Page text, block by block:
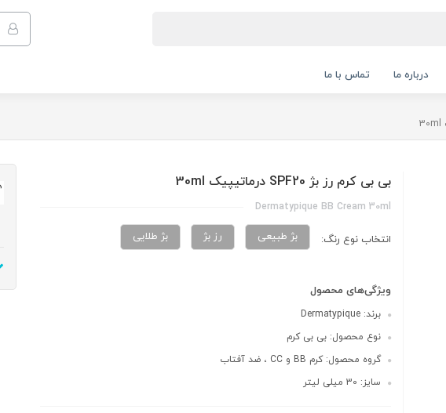
درباره ما تماس با ما
بی بی کرم رز بژ SPF20 درماتیپیک 30ml
Dermatypique BB Cream 30ml
انتخاب نوع رنگ: بژ طبیعی رز بژ بژ طلایی
ویژگی‌های محصول
برند: Dermatypique
نوع محصول: بی بی کرم
گروه محصول: کرم BB و CC ، ضد آفتاب
سایز: 30 میلی لیتر